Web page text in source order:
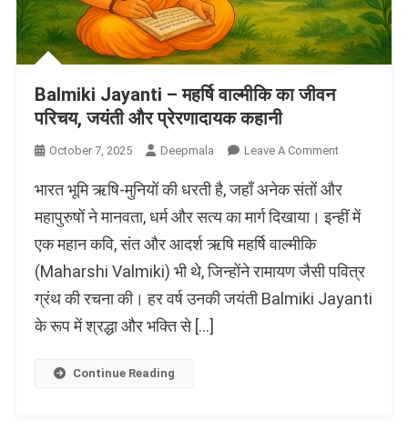
Balmiki Jayanti – महर्षि वाल्मीकि का जीवन
परिचय, जयंती और प्रेरणादायक कहानी
October 7, 2025 Deepmala Leave A CommentOn
Jayanti
–
महर्षि
का
परिचय,
भारत भूमि ऋषि-मुनियों की धरती है, जहाँ अनेक संतों और
महापुरुषों ने मानवता, धर्म और सत्य का मार्ग दिखाया। इन्हीं में
एक महान कवि, संत और आदर्श ऋषि महर्षि वाल्मीकि
(Maharshi Valmiki) भी थे, जिन्होंने रामायण जैसी पवित्र
ग्रंथ की रचना की। हर वर्ष उनकी जयंती Balmiki Jayanti
के रूप में श्रद्धा और भक्ति से […]
Continue Reading